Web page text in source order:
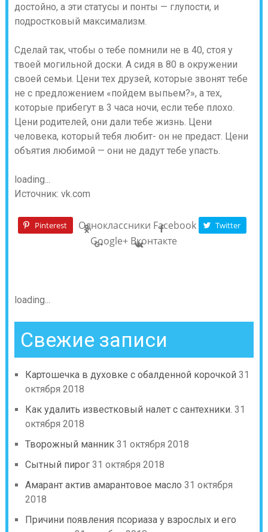
достойно, а эти статусы и понты — глупости, и
подростковый максимализм.
Сделай так, чтобы о тебе помнили не в 40, стоя у
твоей могильной доски. А сидя в 80 в окружении
своей семьи. Цени тех друзей, которые звонят тебе
не с предложением «пойдем выпьем?», а тех,
которые прибегут в 3 часа ночи, если тебе плохо.
Цени родителей, они дали тебе жизнь. Цени
человека, который тебя любит- он не предаст. Цени
объятия любимой — они не дадут тебе упасть.
loading...
Источник: vk.com
Pinterest Одноклассники Facebook Twitter
Google+ Вконтакте
loading...
Свежие записи
Картошечка в духовке с обалденной корочкой 31
октября 2018
Как удалить известковый налет с сантехники. 31
октября 2018
Творожный манник 31 октября 2018
Сытный пирог 31 октября 2018
Амарант актив амарантовое масло 31 октября
2018
Причини появления псориаза у взрослых и его